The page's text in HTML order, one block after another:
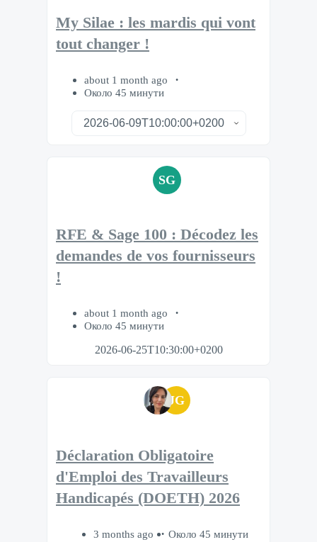
My Silae : les mardis qui vont
tout changer !
about 1 month ago
Около 45 минути
SG
RFE & Sage 100 : Décodez les
demandes de vos fournisseurs
!
about 1 month ago
Около 45 минути
2026-06-25T10:30:00+0200
JG
Déclaration Obligatoire
d'Emploi des Travailleurs
Handicapés (DOETH) 2026
3 months ago Около 45 минути